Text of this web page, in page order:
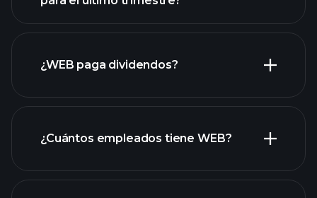
ganancias de WEB
informes financieros
informes
¿WEB paga dividendos?
acciones de alto dividendo
¿Cuántos empleados tiene WEB?